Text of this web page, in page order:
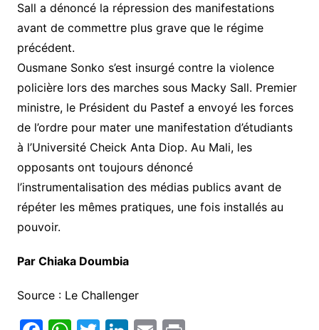
Sall a dénoncé la répression des manifestations
avant de commettre plus grave que le régime
précédent.
Ousmane Sonko s’est insurgé contre la violence
policière lors des marches sous Macky Sall. Premier
ministre, le Président du Pastef a envoyé les forces
de l’ordre pour mater une manifestation d’étudiants
à l’Université Cheick Anta Diop. Au Mali, les
opposants ont toujours dénoncé
l’instrumentalisation des médias publics avant de
répéter les mêmes pratiques, une fois installés au
pouvoir.
Par Chiaka Doumbia
Source : Le Challenger